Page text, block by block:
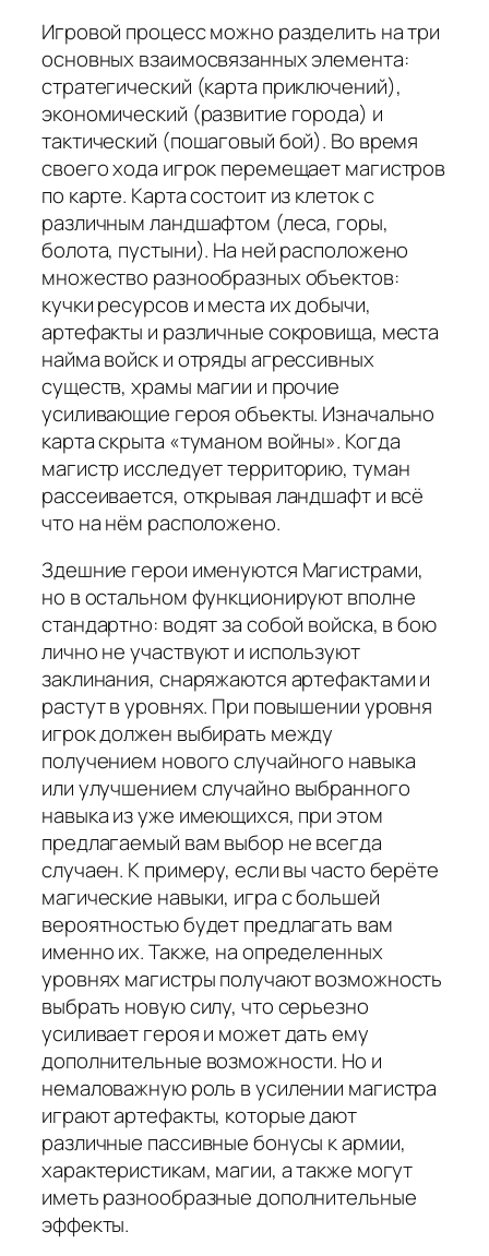
Игровой процесс можно разделить на три
основных взаимосвязанных элемента:
стратегический (карта приключений),
экономический (развитие города) и
тактический (пошаговый бой). Во время
своего хода игрок перемещает магистров
по карте. Карта состоит из клеток с
различным ландшафтом (леса, горы,
болота, пустыни). На ней расположено
множество разнообразных объектов:
кучки ресурсов и места их добычи,
артефакты и различные сокровища, места
найма войск и отряды агрессивных
существ, храмы магии и прочие
усиливающие героя объекты. Изначально
карта скрыта «туманом войны». Когда
магистр исследует территорию, туман
рассеивается, открывая ландшафт и всё
что на нём расположено.
Здешние герои именуются Магистрами,
но в остальном функционируют вполне
стандартно: водят за собой войска, в бою
лично не участвуют и используют
заклинания, снаряжаются артефактами и
растут в уровнях. При повышении уровня
игрок должен выбирать между
получением нового случайного навыка
или улучшением случайно выбранного
навыка из уже имеющихся, при этом
предлагаемый вам выбор не всегда
случаен. К примеру, если вы часто берёте
магические навыки, игра с большей
вероятностью будет предлагать вам
именно их. Также, на определенных
уровнях магистры получают возможность
выбрать новую силу, что серьезно
усиливает героя и может дать ему
дополнительные возможности. Но и
немаловажную роль в усилении магистра
играют артефакты, которые дают
различные пассивные бонусы к армии,
характеристикам, магии, а также могут
иметь разнообразные дополнительные
эффекты.